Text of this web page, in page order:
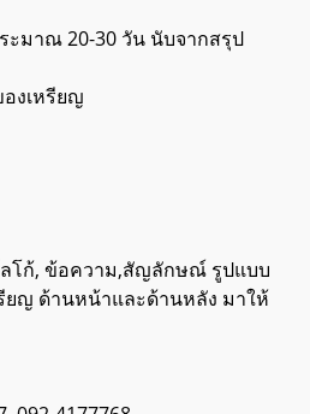
ะมาณ 20-30 วัน นับจากสรุป
งเหรียญ
โก้, ข้อความ,สัญลักษณ์ รูปแบบ
ยญ ด้านหน้าและด้านหลัง มาให้